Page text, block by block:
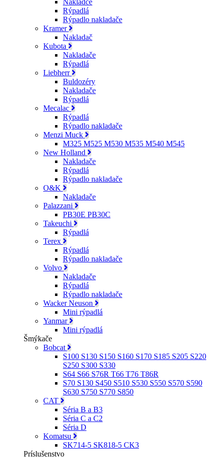
Nakladče
Rýpadlá
Rýpadlo nakladače
Kramer
Nakladač
Kubota
Nakladače
Rýpadlá
Liebherr
Buldozéry
Nakladače
Rýpadlá
Mecalac
Rýpadlá
Rýpadlo nakladače
Menzi Muck
M325 M525 M530 M535 M540 M545
New Holland
Nakladače
Rýpadlá
Rýpadlo nakladače
O&K
Nakladače
Palazzani
PB30E PB30C
Takeuchi
Rýpadlá
Terex
Rýpadlá
Rýpadlo nakladače
Volvo
Nakladače
Rýpadlá
Rýpadlo nakladače
Wacker Neuson
Mini rýpadlá
Yanmar
Mini rýpadlá
Šmýkače
Bobcat
S100 S130 S150 S160 S170 S185 S205 S220
S250 S300 S330
S64 S66 S76R T66 T76 T86R
S70 S130 S450 S510 S530 S550 S570 S590
S630 S750 S770 S850
CAT
Séria B a B3
Séria C a C2
Séria D
Komatsu
SK714-5 SK818-5 CK3
Príslušenstvo